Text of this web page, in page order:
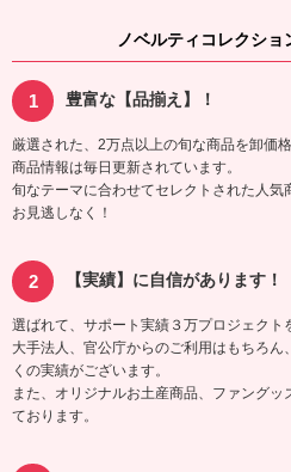
ノベルティコレクシ
豊富な【品揃え】！
厳選された、2万点以上の旬な商品を卸価格
商品情報は毎日更新されています。
旬なテーマに合わせてセレクトされた人気
お見逃しなく！
【実績】に自信があります！
選ばれて、サポート実績３万プロジェクト
大手法人、官公庁からのご利用はもちろ
くの実績がございます。
また、オリジナルお土産商品、ファングッ
ております。